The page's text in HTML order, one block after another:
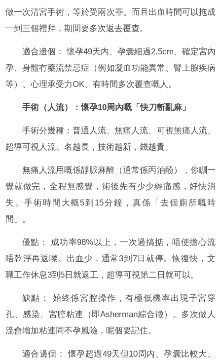
做一次清宮手術，等於受兩次罪。而且出血時間可以拖成
一到三個禮拜，期間要多次返去覆查。
適合邊個： 懷孕49天內、孕囊細過2.5cm、確定宮內
孕、身體冇藥流禁忌症（例如凝血功能異常、腎上腺疾病
等）、心理承受力OK、有時間多次覆查嘅人。
手術（人流）：懷孕10周內嘅「快刀斬亂麻」
手術分幾種：普通人流、無痛人流、可視無痛人流、
超導可視人流。名越長，技術越新，錢越貴。
無痛人流用嘅係靜脈麻醉（通常係丙泊酚），你瞓一
覺就做完，全程無感覺，術後先有少少經痛感，好快消
失。手術時間大概5到15分鐘，真係「去個廁所嘅時
間」。
優點： 成功率98%以上，一次過搞掂，唔使擔心流
唔乾淨再返嚟。出血少，通常3到7日就停。恢復快，文
職工作休息3到5日就返工，超導可視第二日就可以。
缺點： 始終係宮腔操作，有極低機率出現子宮穿
孔、感染、宮腔粘連（即Asherman綜合徵）。多次做人
流會增加粘連同不孕風險，呢個要記住。
適合邊個： 懷孕超過49天但10周內、孕囊比較大、